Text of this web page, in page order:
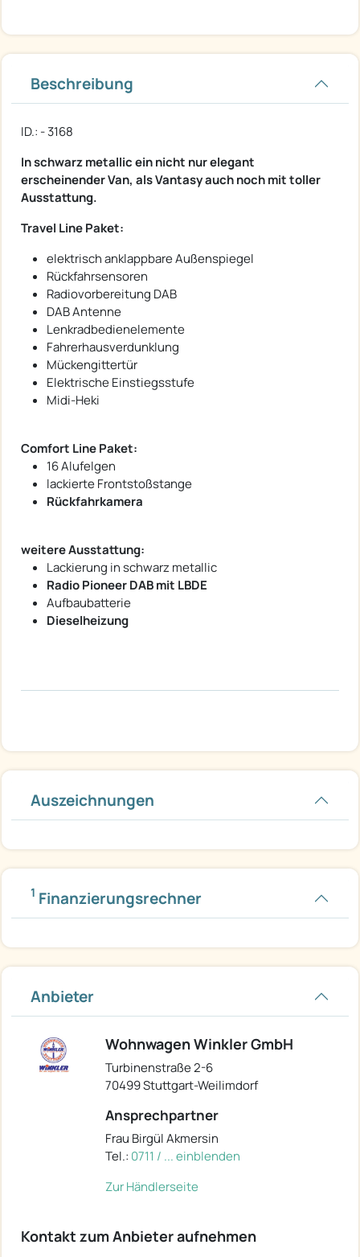
Beschreibung
ID.: - 3168
In schwarz metallic ein nicht nur elegant
erscheinender Van, als Vantasy auch noch mit toller
Ausstattung.
Travel Line Paket:
elektrisch anklappbare Außenspiegel
Rückfahrsensoren
Radiovorbereitung DAB
DAB Antenne
Lenkradbedienelemente
Fahrerhausverdunklung
Mückengittertür
Elektrische Einstiegsstufe
Midi-Heki
Comfort Line Paket:
16 Alufelgen
lackierte Frontstoßstange
Rückfahrkamera
weitere Ausstattung:
Lackierung in schwarz metallic
Radio Pioneer DAB mit LBDE
Aufbaubatterie
Dieselheizung
Auszeichnungen
1 Finanzierungsrechner
Anbieter
Wohnwagen Winkler GmbH
Turbinenstraße 2-6
70499 Stuttgart-Weilimdorf
Ansprechpartner
Frau Birgül Akmersin
Tel.: 0711 / ... einblenden
Zur Händlerseite
Kontakt zum Anbieter aufnehmen